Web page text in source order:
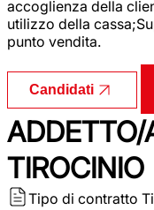
accoglienza della
utilizzo della
punto vendita.
Candidati
ADDETTO/
TIROCINIO
Tipo di contratto